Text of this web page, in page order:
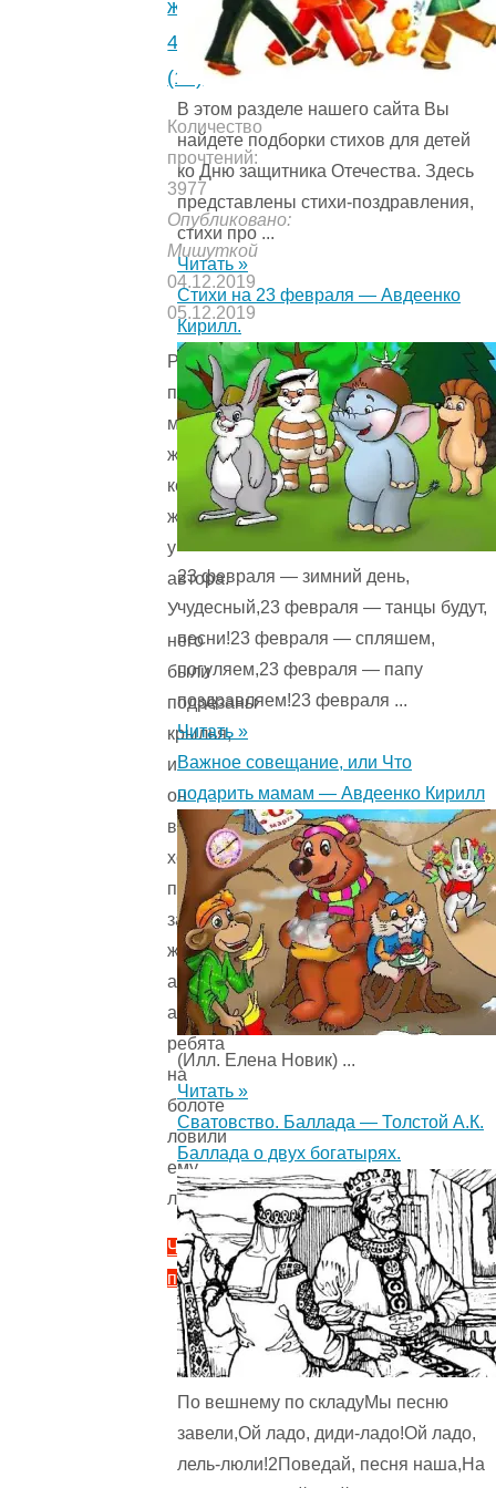
журавля.
4.5
(13)
Количество
прочтений:
3977
Опубликовано:
Мишуткой
04.12.2019
05.12.2019
Рассказ
про
молодого
журавля,
который
жил
у
автора.
У
него
были
подрезаны
крылья,
и
он
везде
ходил
пешком
за
женой
автора,
а
ребята
на
болоте
ловили
ему
лягушек.
Читать
полностью
"Журка
—
Пришвин
М.М.
Рассказ
про
В этом разделе нашего сайта Вы
найдете подборки стихов для детей
ко Дню защитника Отечества. Здесь
представлены стихи-поздравления,
стихи про ...
Читать »
Стихи на 23 февраля — Авдеенко
Кирилл.
23 февраля — зимний день,
чудесный,23 февраля — танцы будут,
песни!23 февраля — спляшем,
погуляем,23 февраля — папу
поздравляем!23 февраля ...
Читать »
Важное совещание, или Что
подарить мамам — Авдеенко Кирилл
(Илл. Елена Новик) ...
Читать »
Сватовство. Баллада — Толстой А.К.
Баллада о двух богатырях.
По вешнему по складуМы песню
завели,Ой ладо, диди-ладо!Ой ладо,
лель-люли!2Поведай, песня наша,На